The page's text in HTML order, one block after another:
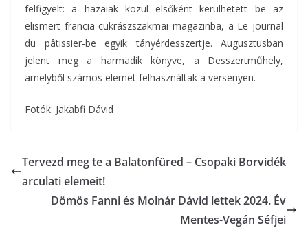
felfigyelt: a hazaiak közül elsőként kerülhetett be az
elismert francia cukrászszakmai magazinba, a Le journal
du pâtissier-be egyik tányérdesszertje. Augusztusban
jelent meg a harmadik könyve, a Desszertműhely,
amelyből számos elemet felhasználtak a versenyen.
Fotók: Jakabfi Dávid
Tervezd meg te a Balatonfüred – Csopaki Borvidék
arculati elemeit!
Dömös Fanni és Molnár Dávid lettek 2024. Év
Mentes-Vegán Séfjei